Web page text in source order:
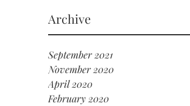
Archive
September 2021
November 2020
April 2020
February 2020